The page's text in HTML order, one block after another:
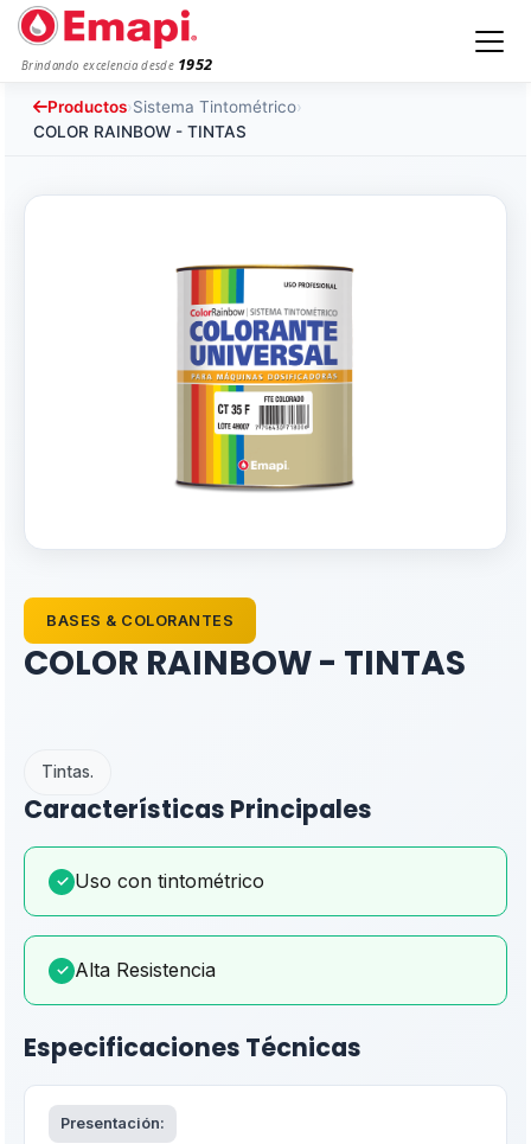
Brindando excelencia desde 1952
Productos›Sistema Tintométrico›
COLOR RAINBOW - TINTAS
BASES & COLORANTES
COLOR RAINBOW - TINTAS
Tintas.
Características Principales
✓ Uso con tintométrico
✓ Alta Resistencia
Especificaciones Técnicas
Presentación: